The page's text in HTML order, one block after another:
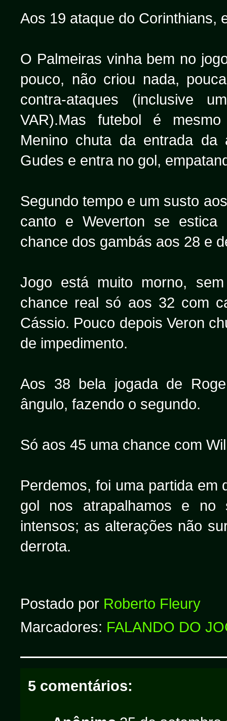
Aos 19 ataque do Corinthians,
O Palmeiras vinha bem no
pouco, não criou nada,
contra-ataques (inclusive
VAR).Mas futebol é
Menino chuta da entrada
Gudes e entra no gol,
Segundo tempo e um susto
canto e Weverton se
chance dos gambás aos 28 e
Jogo está muito morno,
chance real só aos 32 com
Cássio. Pouco depois Veron
de impedimento.
Aos 38 bela jogada de
ângulo, fazendo o segundo.
Só aos 45 uma chance com
Perdemos, foi uma partida em
gol nos atrapalhamos e no
intensos; as alterações não
derrota.
Postado por Roberto Fleury
Marcadores: FALANDO DO
5 comentários: